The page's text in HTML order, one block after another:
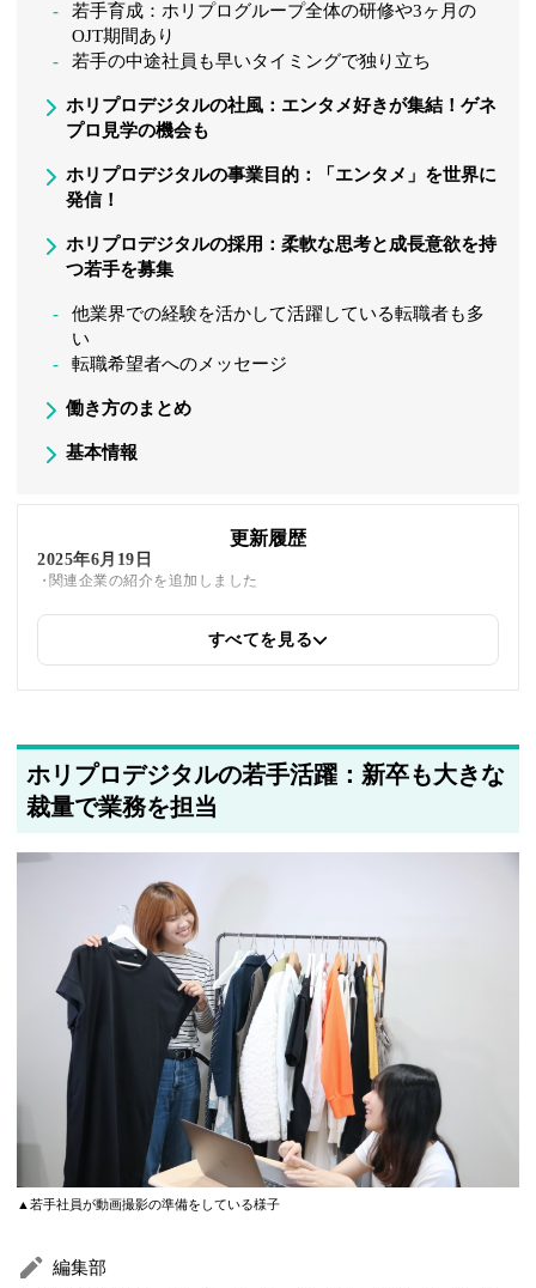
若手育成：ホリプログループ全体の研修や3ヶ月の
OJT期間あり
若手の中途社員も早いタイミングで独り立ち
ホリプロデジタルの社風：エンタメ好きが集結！ゲネ
プロ見学の機会も
ホリプロデジタルの事業目的：「エンタメ」を世界に
発信！
ホリプロデジタルの採用：柔軟な思考と成長意欲を持
つ若手を募集
他業界での経験を活かして活躍している転職者も多
い
転職希望者へのメッセージ
働き方のまとめ
基本情報
更新履歴
2025年6月19日
関連企業の紹介を追加しました
筆者情報を更新しました
すべてを見る
ホリプロデジタルの若手活躍：新卒も大きな
裁量で業務を担当
▲若手社員が動画撮影の準備をしている様子
編集部